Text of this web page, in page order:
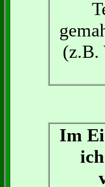
(z.B.
Im